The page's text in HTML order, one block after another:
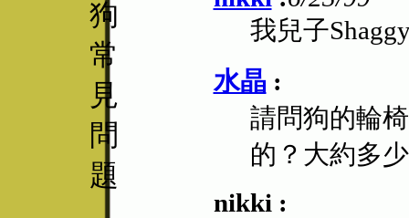
狗
常
見
問
題
我兒子
水晶 :
請問狗的輪
的？大約多
nikki :